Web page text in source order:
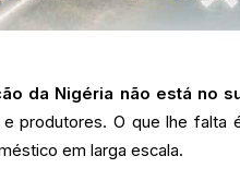
da Nigéria não está no
e produtores. O que lhe falta
em larga escala.